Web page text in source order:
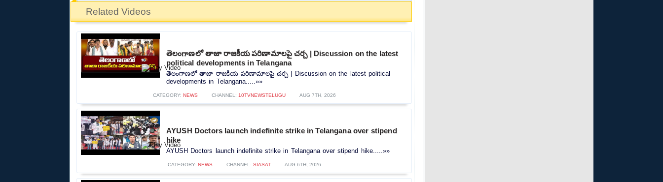
Related Videos
తెలంగాణలో తాజా రాజకీయ పరిణామాలపై చర్చ | Discussion on the latest
political developments in Telangana
తెలంగాణలో తాజా రాజకీయ పరిణామాలపై చర్చ | Discussion on the latest political
developments in Telangana.....»»
CATEGORY: NEWS CHANNEL: 10TVNEWSTELUGU AUG 7TH, 2026
AYUSH Doctors launch indefinite strike in Telangana over stipend
hike
AYUSH Doctors launch indefinite strike in Telangana over stipend hike.....»»
CATEGORY: NEWS CHANNEL: SIASAT AUG 6TH, 2026